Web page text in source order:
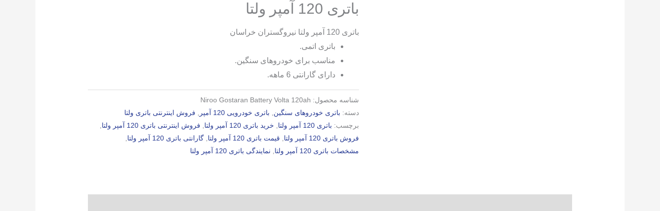
باتری 120 آمپر ولتا
باتری 120 آمپر ولتا نیروگستران خراسان
باتری اتمی.
مناسب برای خودروهای سنگین.
دارای گارانتی 6 ماهه.
شناسه محصول: Niroo Gostaran Battery Volta 120ah
دسته: باتری خودروهای سنگین, باتری خودرویی 120 آمپر , فروش اینترنتی باتری ولتا
برچسب: باتری 120 آمپر ولتا , خرید باتری 120 آمپر ولتا , فروش اینترنتی باتری 120 آمپر ولتا
,
فروش باتری 120 آمپر ولتا
, قیمت باتری 120 آمپر ولتا , گارانتی باتری 120 آمپر ولتا
,
مشخصات باتری 120 آمپر ولتا
, نمایندگی باتری 120 آمپر ولتا